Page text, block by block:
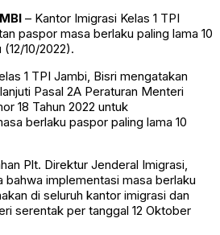
– Kantor Imigrasi Kelas 1 TPI
paspor masa berlaku paling lama 10
(12/10/2022).
1 TPI Jambi, Bisri mengatakan
Pasal 2A Peraturan Menteri
18 Tahun 2022 untuk
berlaku paspor paling lama 10
Plt. Direktur Jenderal Imigrasi,
bahwa implementasi masa berlaku
di seluruh kantor imigrasi dan
serentak per tanggal 12 Oktober